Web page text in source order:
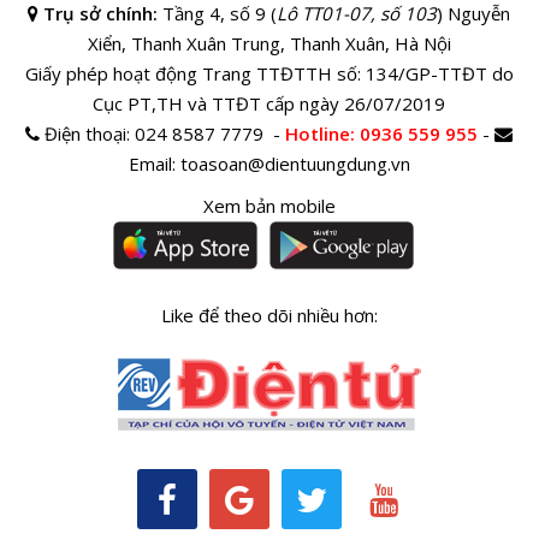
Trụ sở chính: Tầng 4, số 9 (Lô TT01-07, số 103) Nguyễn
Xiển, Thanh Xuân Trung, Thanh Xuân, Hà Nội
Giấy phép hoạt động Trang TTĐTTH số: 134/GP-TTĐT do
Cục PT,TH và TTĐT cấp ngày 26/07/2019
Điện thoại:024 8587 7779 - Hotline: 0936 559 955 -
Email: toasoan@dientuungdung.vn
Xem bản mobile
Like để theo dõi nhiều hơn: